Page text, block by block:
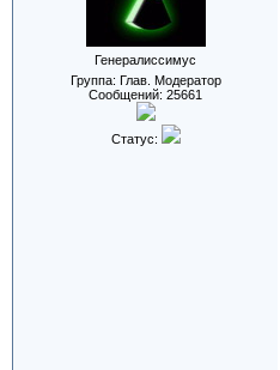
Генералиссимус
Группа: Глав. Модератор
Сообщений: 25661
Статус: